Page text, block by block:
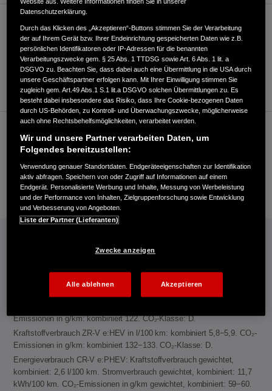
Verkauf
+49618198090
Händler kontaktieren
Kundenservice
+49618198090
E-Mail
Kraftstoffverbrauch Jazz e:HEV in l/100 km: kombiniert 4,6−4,8. CO₂-
Kraftstoffverbrauch Civic e:HEV in l/100 km: kombiniert 4,8−5,1. CO₂-
Emissionen in g/km: kombiniert 122. CO₂-Klasse: D.
Kraftstoffverbrauch ZR-V e:HEV in l/100 km: kombiniert 5,8−5,9. CO₂-
Emissionen in g/km: kombiniert 132−133. CO₂-Klasse: D.
Energieverbrauch CR-V e:PHEV: Kraftstoffverbrauch gewichtet,
kombiniert: 2,6 l/100 km. Stromverbrauch gewichtet, kombiniert: 11,7
kWh/100 km. CO₂-Emissionen in g/km gewichtet, kombiniert: 59−60.
Website aus. Weitere Informationen finden Sie in unserer
Datenschutzerklärung.
Durch das Klicken des „Akzeptieren“-Buttons stimmen Sie der Verarbeitung
der auf Ihrem Gerät bzw. Ihrer Endeinrichtung gespeicherten Daten wie z.B.
persönlichen Identifikatoren oder IP-Adressen für die benannten
Verarbeitungszwecke gem. § 25 Abs. 1 TTDSG sowie Art. 6 Abs. 1 lit. a
DSGVO zu. Beachten Sie, dass dabei auch eine Übermittlung in die USA durch
unsere Geschäftspartner erfolgen kann. Mit Ihrer Einwilligung stimmen Sie
zugleich gem. Art.49 Abs.1 S.1 lit.a DSGVO solchen Übermittlungen zu. Es
besteht dabei insbesondere das Risiko, dass Ihre Cookie-bezogenen Daten
durch US-Behörden, zu Kontroll- und Überwachungszwecke, möglicherweise
auch ohne Rechtsbehelfsmöglichkeiten, verarbeitet werden.
Wir und unsere Partner verarbeiten Daten, um
Folgendes bereitzustellen:
Verwendung genauer Standortdaten. Endgeräteeigenschaften zur Identifikation
aktiv abfragen. Speichern von oder Zugriff auf Informationen auf einem
Endgerät. Personalisierte Werbung und Inhalte, Messung von Werbeleistung
und der Performance von Inhalten, Zielgruppenforschung sowie Entwicklung
und Verbesserung von Angeboten.
Liste der Partner (Lieferanten)
Zwecke anzeigen
Alle ablehnen Akzeptieren